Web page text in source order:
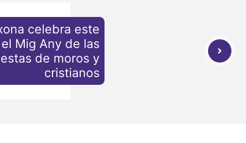
celebra este
Mig Any de las
de moros y
cristianos